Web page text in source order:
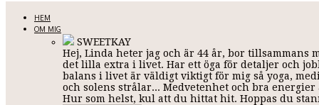
HEM
OM MIG
SWEETKAY
Hej, Linda heter jag och är 44 år, bor tillsammans
det lilla extra i livet. Har ett öga för detaljer och
balans i livet är väldigt viktigt för mig så yoga,
och solens strålar... Medvetenhet och bra
Hur som helst, kul att du hittat hit. Hoppas du
LINDA KARLSSON
Allt mellan himmel och jord